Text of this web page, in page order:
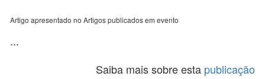
Artigo apresentado no Artigos publicados em evento
...
Saiba mais sobre esta publicação